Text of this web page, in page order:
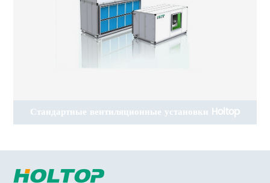
Стандартные вентиляционные установки Holtop